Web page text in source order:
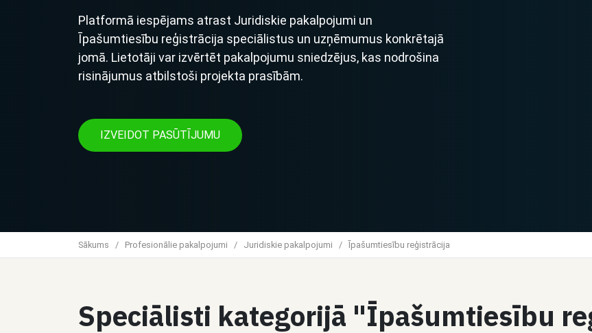
Platformā iespējams atrast Juridiskie pakalpojumi un
Īpašumtiesību reģistrācija speciālistus un uzņēmumus konkrētajā
jomā. Lietotāji var izvērtēt pakalpojumu sniedzējus, kas nodrošina
risinājumus atbilstoši projekta prasībām.
IZVEIDOT PASŪTĪJUMU
Sākums / Profesionālie pakalpojumi / Juridiskie pakalpojumi / Īpašumtiesību reģistrācija
Speciālisti kategorijā "Īpašumtiesību